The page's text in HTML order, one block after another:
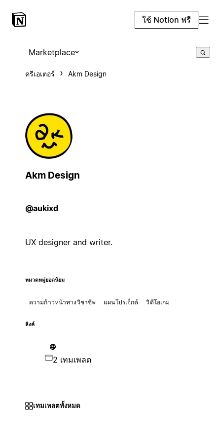
ใช้ Notion ฟรี
Marketplace
ครีเอเตอร์ Akm Design
Akm Design
@aukixd
UX designer and writer.
หมวดหมู่ยอดนิยม
ความก้าวหน้าทางวิชาชีพ แผนโปรเจ็กต์ วิดีโอเกม
ลิงค์
2 เทมเพลต
เทมเพลตทั้งหมด